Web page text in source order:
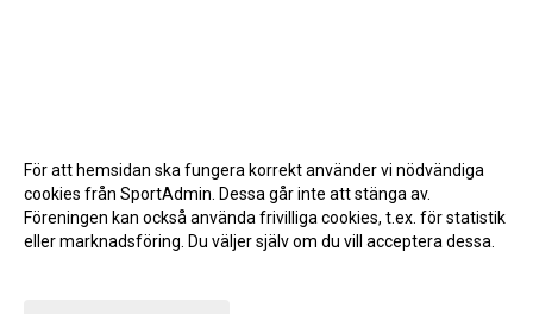
För att hemsidan ska fungera korrekt använder vi nödvändiga
cookies från SportAdmin. Dessa går inte att stänga av.
Föreningen kan också använda frivilliga cookies, t.ex. för statistik
eller marknadsföring. Du väljer själv om du vill acceptera dessa.